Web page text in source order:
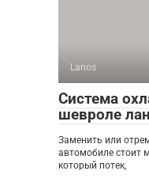
Lanos
Система
шевроле
Заменить или
автомобиле стоит
который потек,